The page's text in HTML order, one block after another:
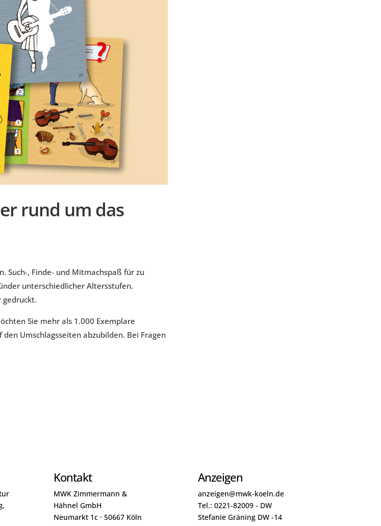
rund um das
Such-, Finde- und Mitmachspaß für zu
unterschiedlicher Altersstufen.
Sie mehr als 1.000 Exemplare
Umschlagsseiten abzubilden. Bei Fragen
Kontakt
MWK Zimmermann &
Hähnel GmbH
Neumarkt 1c · 50667 Köln
Anzeigen
anzeigen@mwk-koeln.de
Tel.: 0221-82009 - DW
Stefanie Gräning DW -14